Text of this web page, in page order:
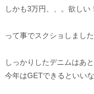
しかも3万円、、。欲しい
って事でスクショしまし
しっかりしたデニムはあ
今年はGETできるといいな